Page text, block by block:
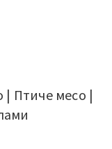
| Птиче месо |